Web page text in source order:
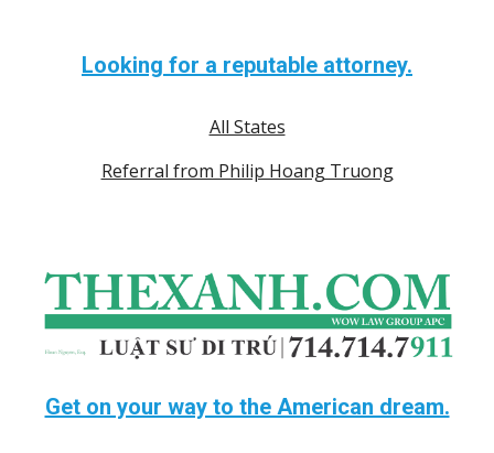
Looking for a reputable attorney.
All States
Referral from Philip Hoang Truong
Get on your way to the American dream.